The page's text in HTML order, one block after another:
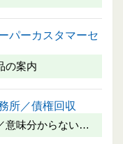
パーカスタマーセ
の案内
所／債権回収
意味分からない…